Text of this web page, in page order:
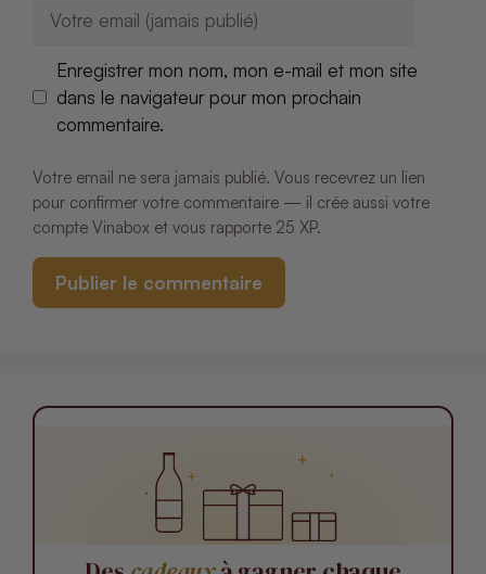
mail
Enregistrer mon nom, mon e-mail et mon site
dans le navigateur pour mon prochain
commentaire.
Votre email ne sera jamais publié. Vous recevrez un lien
pour confirmer votre commentaire — il crée aussi votre
compte Vinabox et vous rapporte 25 XP.